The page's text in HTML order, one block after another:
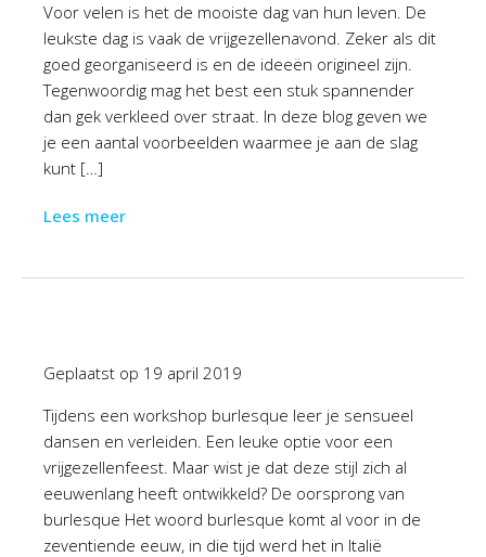
Voor velen is het de mooiste dag van hun leven. De
leukste dag is vaak de vrijgezellenavond. Zeker als dit
goed georganiseerd is en de ideeën origineel zijn.
Tegenwoordig mag het best een stuk spannender
dan gek verkleed over straat. In deze blog geven we
je een aantal voorbeelden waarmee je aan de slag
kunt […]
Lees meer
Geplaatst op 19 april 2019
Tijdens een workshop burlesque leer je sensueel
dansen en verleiden. Een leuke optie voor een
vrijgezellenfeest. Maar wist je dat deze stijl zich al
eeuwenlang heeft ontwikkeld? De oorsprong van
burlesque Het woord burlesque komt al voor in de
zeventiende eeuw, in die tijd werd het in Italië